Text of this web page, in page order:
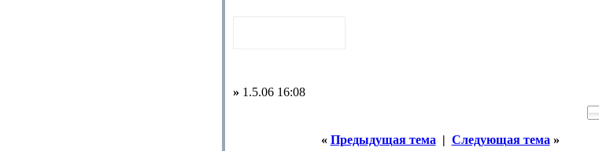
» 1.5.06 16:08
« Предыдущая тема | Следующая тема »